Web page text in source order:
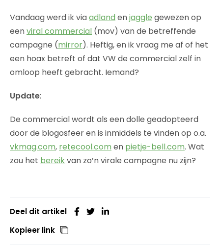
Vandaag werd ik viaadland enjaggle gewezen op
eenviral commercial (mov) van de betreffende
campagne (mirror). Heftig, en ik vraag me af of het
een hoax betreft of dat VW de commercial zelf in
omloop heeft gebracht. Iemand?
Update:
De commercial wordt als een dolle geadopteerd
door de blogosfeer en is inmiddels te vinden op o.a.
vkmag.com, retecool.com en pietje-bell.com. Wat
zou het bereikvan zo’n virale campagne nu zijn?
Deel dit artikel
Kopieer link